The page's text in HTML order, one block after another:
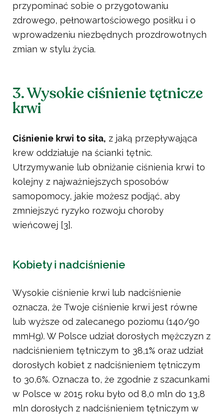
przypominać sobie o przygotowaniu
zdrowego, pełnowartościowego posiłku i o
wprowadzeniu niezbędnych prozdrowotnych
zmian w stylu życia.
3. Wysokie ciśnienie tętnicze
krwi
Ciśnienie krwi to siła, z jaką przepływająca
krew oddziałuje na ścianki tętnic.
Utrzymywanie lub obniżanie ciśnienia krwi to
kolejny z najważniejszych sposobów
samopomocy, jakie możesz podjąć, aby
zmniejszyć ryzyko rozwoju choroby
wieńcowej [3].
Kobiety i nadciśnienie
Wysokie ciśnienie krwi lub nadciśnienie
oznacza, że Twoje ciśnienie krwi jest równe
lub wyższe od zalecanego poziomu (140/90
mmHg). W Polsce udział dorosłych mężczyzn z
nadciśnieniem tętniczym to 38,1% oraz udział
dorosłych kobiet z nadciśnieniem tętniczym
to 30,6%. Oznacza to, że zgodnie z szacunkami
w Polsce w 2015 roku było od 8,0 mln do 13,8
mln dorosłych z nadciśnieniem tętniczym w